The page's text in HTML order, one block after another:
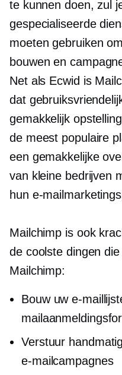
te kunnen doen, zul
gespecialiseerde
moeten gebruiken
bouwen en
Net als Ecwid is
dat
gemakkelijk
de meest populaire
een gemakkelijke
van kleine bedrijven
hun e-
Mailchimp is ook
de coolste dingen
Mailchimp:
Bouw uw e-
Verstuur
e-mailcampagnes